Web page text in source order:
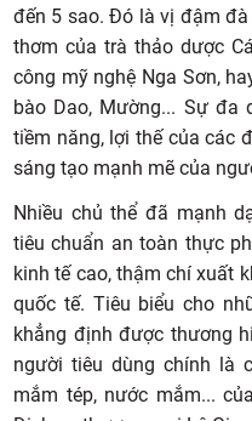
đến 5 sao. Đó là vị đậm
thơm của trà thảo dược
công mỹ nghệ Nga Sơn,
bào Dao, Mường... Sự đa
tiềm năng, lợi thế của các
sáng tạo mạnh mẽ của
Nhiều chủ thể đã mạnh
tiêu chuẩn an toàn thực
kinh tế cao, thậm chí xuất
quốc tế. Tiêu biểu cho
khẳng định được thương
người tiêu dùng chính là
mắm tép, nước mắm...